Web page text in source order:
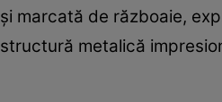
și marcată de războaie,
structură metalică